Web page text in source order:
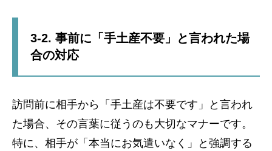
3-2. 事前に「手土産不要」と言われた場
合の対応
訪問前に相手から「手土産は不要です」と言われ
た場合、その言葉に従うのも大切なマナーです。
特に、相手が「本当にお気遣いなく」と強調する